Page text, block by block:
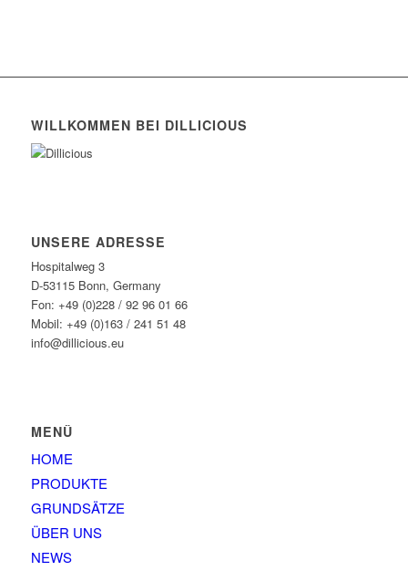
WILLKOMMEN BEI DILLICIOUS
UNSERE ADRESSE
Hospitalweg 3
D-53115 Bonn, Germany
Fon: +49 (0)228 / 92 96 01 66
Mobil: +49 (0)163 / 241 51 48
info@dillicious.eu
MENÜ
HOME
PRODUKTE
GRUNDSÄTZE
ÜBER UNS
NEWS